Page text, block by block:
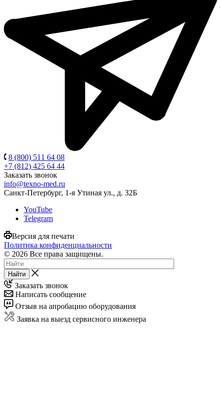
8 (800) 511 64 08
+7 (812) 425 64 44
Заказать звонок
info@texno-med.ru
Санкт-Петербург, 1-я Утиная ул., д. 32Б
YouTube
Telegram
Версия для печати
Политика конфиденциальности
© 2026 Все права защищены.
Найти
Заказать звонок
Написать сообщение
Отзыв на апробацию оборудования
Заявка на выезд сервисного инженера